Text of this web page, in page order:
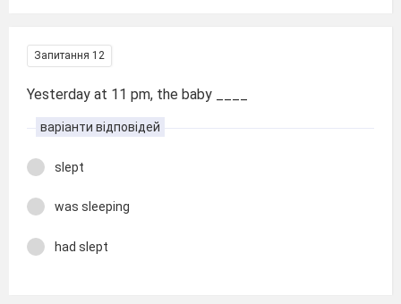
Запитання 12
Yesterday at 11 pm, the baby ____
варіанти відповідей
slept
was sleeping
had slept